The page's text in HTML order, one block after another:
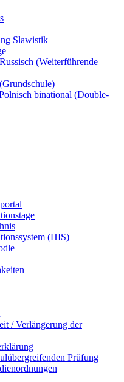
Slawistik
(Weiterführende
binational (Double-
(HIS)
/ Verlängerung der
Prüfung